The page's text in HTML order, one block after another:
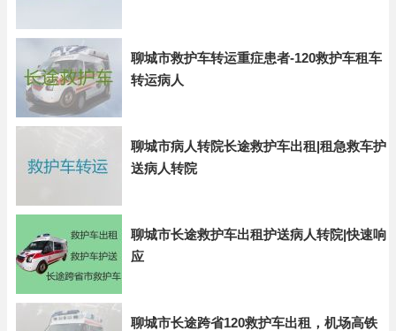
聊城市救护车转运重症患者-120救护车租车
转运病人
聊城市病人转院长途救护车出租|租急救车护
送病人转院
聊城市长途救护车出租护送病人转院|快速响
应
聊城市长途跨省120救护车出租，机场高铁